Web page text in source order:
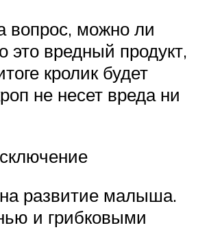
вопрос, можно ли
вредный продукт,
кролик будет
не несет вреда ни
на развитие малыша.
и грибковыми